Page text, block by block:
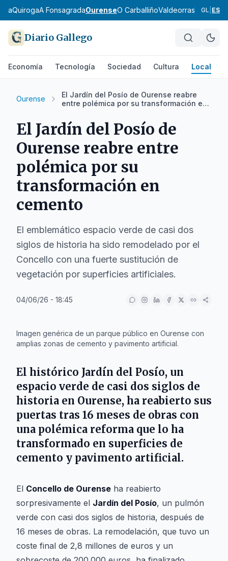
QuirogaA FonsagradaOurenseO CarballiñoValdeorras Verín A
GL ES
Diario Gallego
Economía Tecnología Sociedad Cultura Local
Ourense
El Jardín del Posío de Ourense reabre
entre polémica por su transformación en
El Jardín del Posío de
Ourense reabre entre
polémica por su
transformación en
cemento
El emblemático espacio verde de casi dos
siglos de historia ha sido remodelado por el
Concello con una fuerte sustitución de
vegetación por superficies artificiales.
04/06/26 - 18:45
Imagen genérica de un parque público en Ourense con
amplias zonas de cemento y pavimento artificial.
El histórico Jardín del Posío, un
espacio verde de casi dos siglos de
historia en Ourense, ha reabierto sus
puertas tras 16 meses de obras con
una polémica reforma que lo ha
transformado en superficies de
cemento y pavimento artificial.
El Concello de Ourense ha reabierto
sorpresivamente el Jardín del Posío, un pulmón
verde con casi dos siglos de historia, después de
16 meses de obras. La remodelación, que tuvo un
coste final de 2,8 millones de euros y un